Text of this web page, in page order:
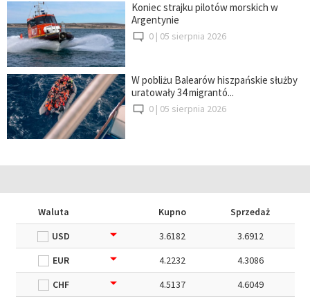
Koniec strajku pilotów morskich w
Argentynie
0 | 05 sierpnia 2026
W pobliżu Balearów hiszpańskie służby
uratowały 34 migrantó...
0 | 05 sierpnia 2026
Waluta Kupno
Sprzedaż
USD
3.6182
3.6912
EUR
4.2232
4.3086
CHF
4.5137
4.6049